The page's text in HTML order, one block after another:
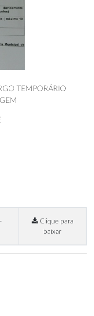
TEMPORÁRIO
Clique para
baixar